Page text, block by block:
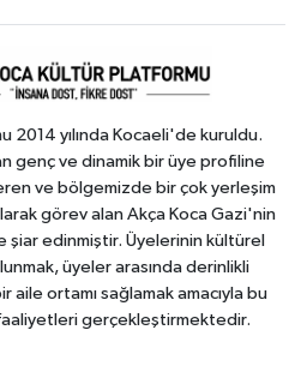
2014 yılında Kocaeli'de kuruldu.
genç ve dinamik bir üye profiline
ve bölgemizde bir çok yerleşim
görev alan Akça Koca Gazi'nin
şiar edinmiştir. Üyelerinin kültürel
üyeler arasında derinlikli
ortamı sağlamak amacıyla bu
gerçekleştirmektedir.